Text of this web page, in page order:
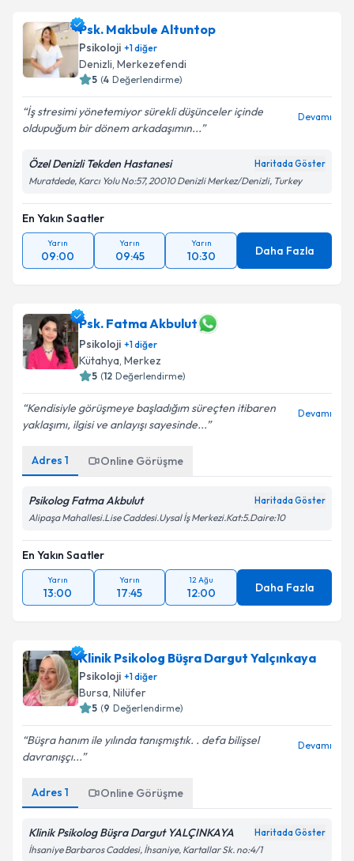
Psk. Makbule Altuntop
Psikoloji +1diğer
Denizli, Merkezefendi
5 (4 Değerlendirme)
İş stresimi yönetemiyor sürekli düşünceler içinde
oldupuğum bir dönem arkadaşımın...
Devamı
Özel Denizli Tekden Hastanesi Haritada Göster
Muratdede, Karcı Yolu No:57, 20010 Denizli Merkez/Denizli, Turkey
En Yakın Saatler
Yarın
09:00
Yarın
09:45
Yarın
10:30 Daha Fazla
Psk. Fatma Akbulut
Psikoloji +1diğer
Kütahya, Merkez
5 (12 Değerlendirme)
Kendisiyle görüşmeye başladığım süreçten itibaren
yaklaşımı, ilgisi ve anlayışı sayesinde...
Devamı
Adres 1 Online Görüşme
Psikolog Fatma Akbulut Haritada Göster
Alipaşa Mahallesi.Lise Caddesi.Uysal İş Merkezi.Kat:5.Daire:10
En Yakın Saatler
Yarın
13:00
Yarın
17:45
12 Ağu
12:00 Daha Fazla
Klinik Psikolog Büşra Dargut Yalçınkaya
Psikoloji +1diğer
Bursa, Nilüfer
5 (9 Değerlendirme)
Büşra hanım ile yılında tanışmıştık. . defa bilişsel
davranışçı...
Devamı
Adres 1 Online Görüşme
Klinik Psikolog Büşra Dargut YALÇINKAYA Haritada Göster
İhsaniye Barbaros Caddesi, İhsaniye, Kartallar Sk. no:4/1